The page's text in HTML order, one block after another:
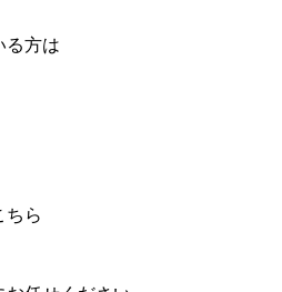
る方は
ちら